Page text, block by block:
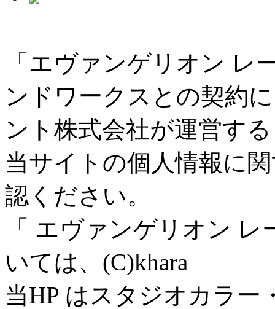
「エヴァンゲリオン レ
ンドワークスとの契約
ント株式会社が運営す
当サイトの個人情報に
認ください。
「 エヴァンゲリオン
いては、(C)khara
当HP はスタジオカラー